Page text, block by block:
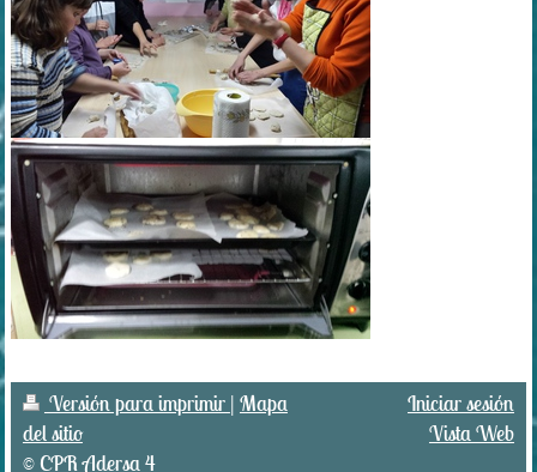
Versión para imprimir | Mapa
del sitio
© CPR Adersa 4
Iniciar sesión
Vista Web